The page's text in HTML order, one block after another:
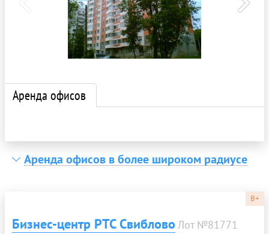
Аренда офисов
Аренда офисов в более широком радиусе
B+
Бизнес-центр РТС Свиблово Лот №81771